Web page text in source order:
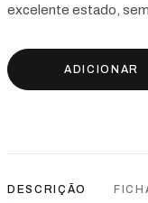
excelente estado,
ADICIONAR
DESCRIÇÃO